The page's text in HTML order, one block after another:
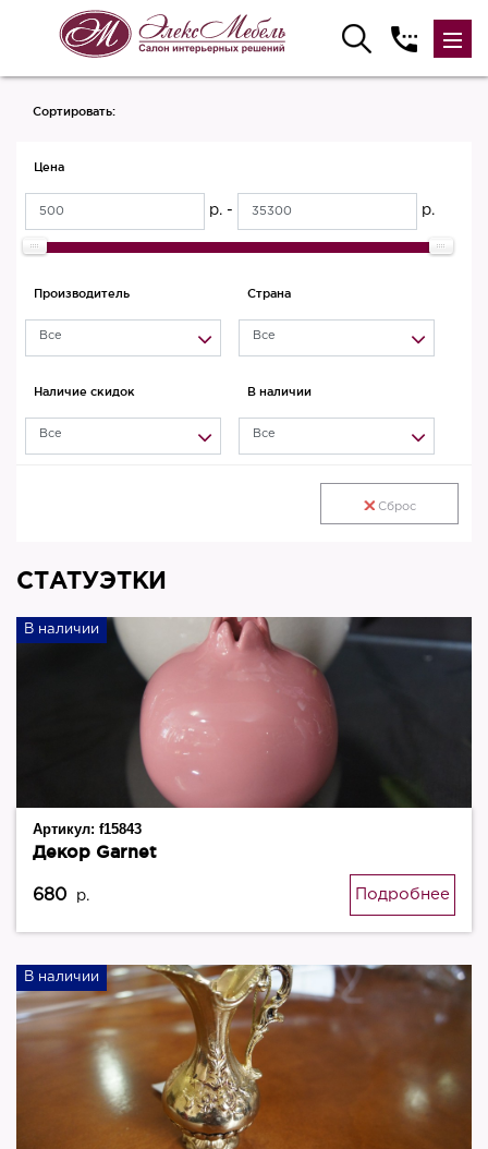
Сортировать:
Цена
р. - р.
Производитель
Все
Страна
Все
Наличие скидок
Все
В наличии
Все
Сброс
СТАТУЭТКИ
В наличии
Артикул: f15843
Декор Garnet
680 р. Подробнее
В наличии